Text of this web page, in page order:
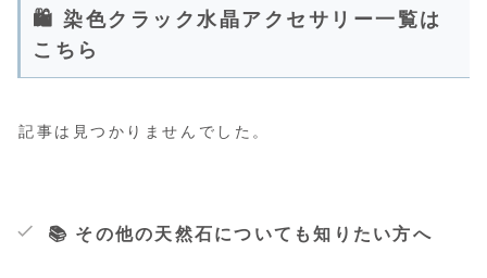
🛍️ 染色クラック水晶アクセサリー一覧は
こちら
記事は見つかりませんでした。
📚 その他の天然石についても知りたい方へ